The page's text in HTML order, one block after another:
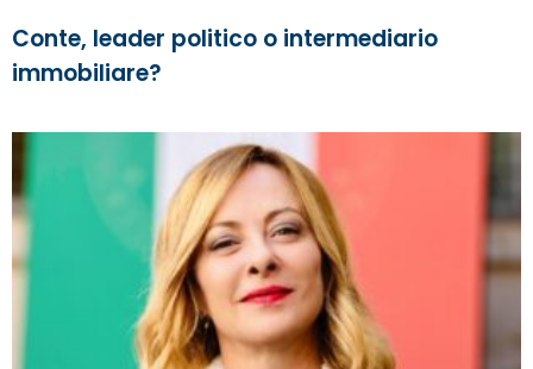
Conte, leader politico o intermediario
immobiliare?